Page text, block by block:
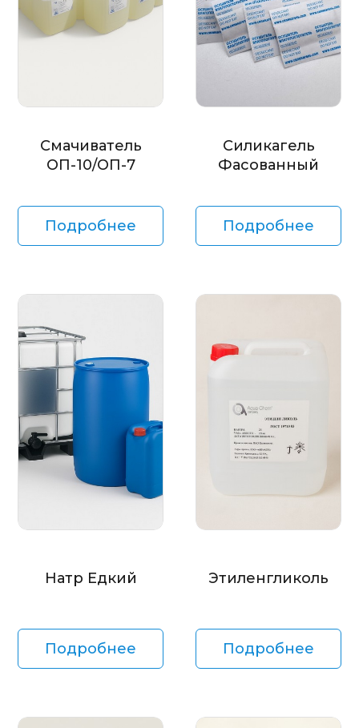
Смачиватель
ОП-10/ОП-7
Подробнее
Силикагель
Фасованный
Подробнее
Натр Едкий
Подробнее
Этиленгликоль
Подробнее